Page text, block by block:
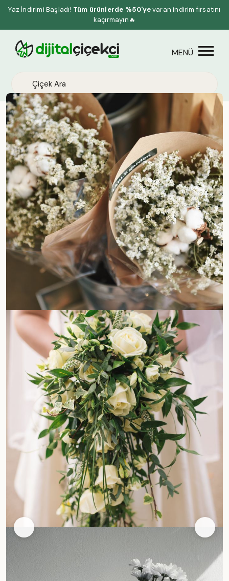
Yaz İndirimi Başladı! Tüm ürünlerde %50'yevaran indirim fırsatını
kaçırmayın🔥